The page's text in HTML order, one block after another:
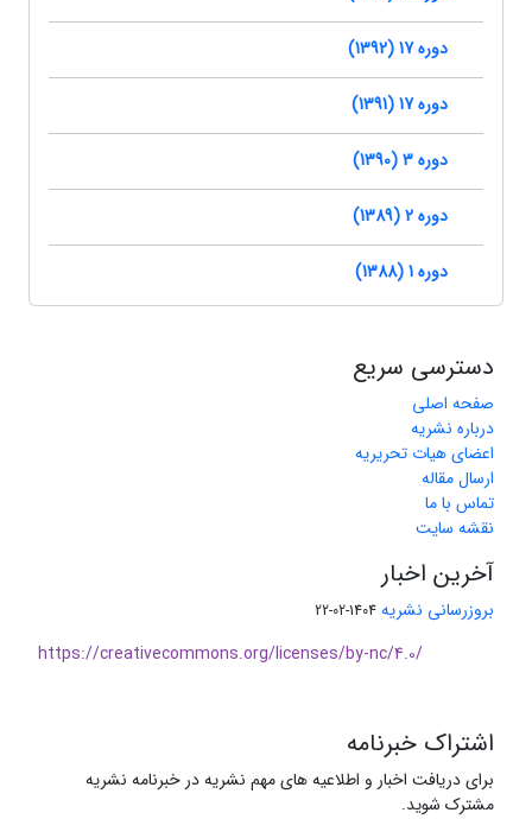
دوره 17 (1392)
دوره 17 (1391)
دوره 3 (1390)
دوره 2 (1389)
دوره 1 (1388)
دسترسی سریع
صفحه اصلی
درباره نشریه
اعضای هیات تحریریه
ارسال مقاله
تماس با ما
نقشه سایت
آخرین اخبار
بروزرسانی نشریه 1404-02-22
https://creativecommons.org/licenses/by-nc/4.0/
اشتراک خبرنامه
برای دریافت اخبار و اطلاعیه های مهم نشریه در خبرنامه نشریه
مشترک شوید.